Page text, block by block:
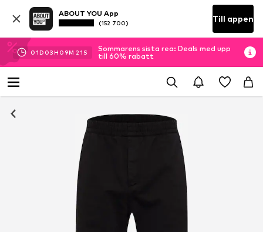
ABOUT YOU App
(152 700) Till appen
01D 03H 09M 21 S
Sommarens sista rea: Deals med upp
till 60% rabatt